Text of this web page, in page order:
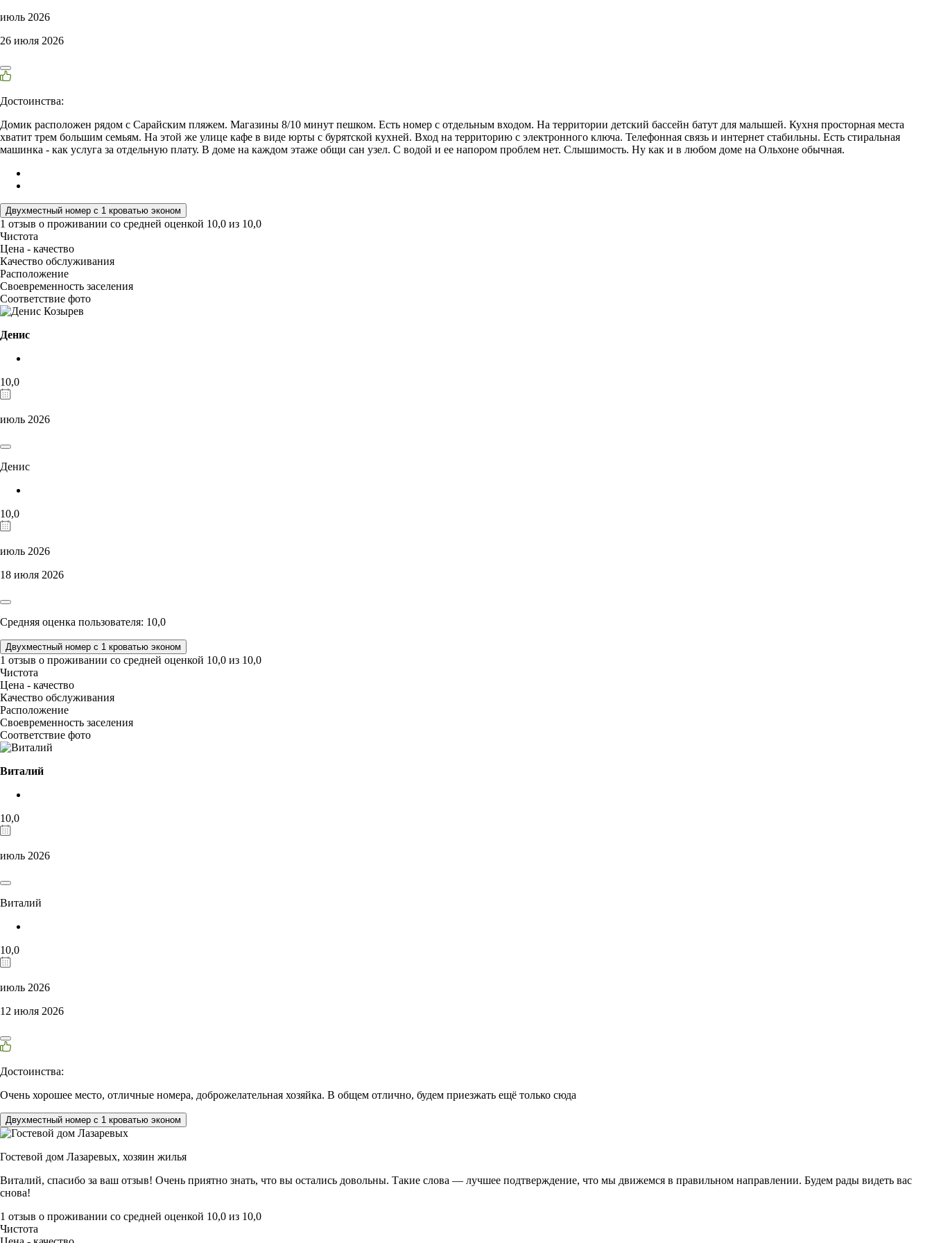
июль 2026
26 июля 2026
Достоинства:
Домик расположен рядом с Сарайским пляжем. Магазины 8/10 минут пешком. Есть номер с отдельным входом. На территории детский бассейн батут для малышей. Кухня просторная места
хватит трем большим семьям. На этой же улице кафе в виде юрты с бурятской кухней. Вход на территорию с электронного ключа. Телефонная связь и интернет стабильны. Есть стиральная
машинка - как услуга за отдельную плату. В доме на каждом этаже общи сан узел. С водой и ее напором проблем нет. Слышимость. Ну как и в любом доме на Ольхоне обычная.
Двухместный номер с 1 кроватью эконом
1 отзыв о проживании со средней оценкой 10,0 из 10,0
Чистота
Цена - качество
Качество обслуживания
Расположение
Своевременность заселения
Соответствие фото
Денис
10,0
июль 2026
Денис
10,0
июль 2026
18 июля 2026
Средняя оценка пользователя: 10,0
Двухместный номер с 1 кроватью эконом
1 отзыв о проживании со средней оценкой 10,0 из 10,0
Чистота
Цена - качество
Качество обслуживания
Расположение
Своевременность заселения
Соответствие фото
Виталий
10,0
июль 2026
Виталий
10,0
июль 2026
12 июля 2026
Достоинства:
Очень хорошее место, отличные номера, доброжелательная хозяйка. В общем отлично, будем приезжать ещё только сюда
Двухместный номер с 1 кроватью эконом
Гостевой дом Лазаревых, хозяин жилья
Виталий, спасибо за ваш отзыв! Очень приятно знать, что вы остались довольны. Такие слова — лучшее подтверждение, что мы движемся в правильном направлении. Будем рады видеть вас
снова!
1 отзыв о проживании со средней оценкой 10,0 из 10,0
Чистота